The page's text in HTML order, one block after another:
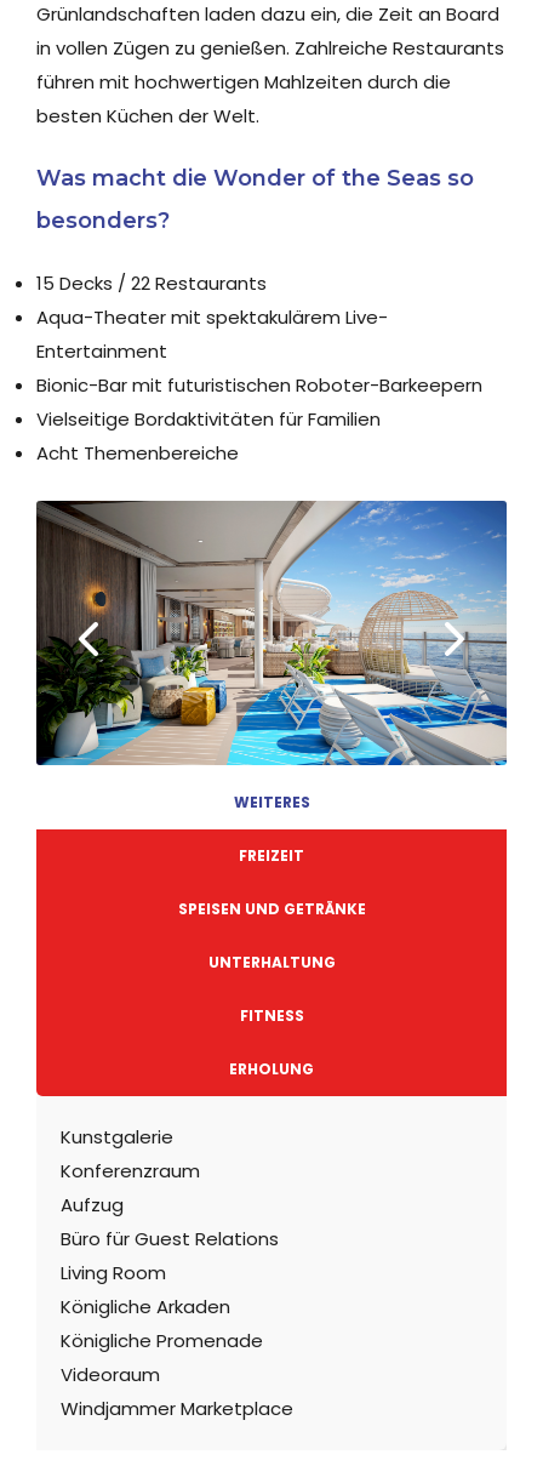
Grünlandschaften laden dazu ein, die Zeit an Board
in vollen Zügen zu genießen. Zahlreiche Restaurants
führen mit hochwertigen Mahlzeiten durch die
besten Küchen der Welt.
Was macht die Wonder of the Seas so
besonders?
15 Decks / 22 Restaurants
Aqua-Theater mit spektakulärem Live-
Entertainment
Bionic-Bar mit futuristischen Roboter-Barkeepern
Vielseitige Bordaktivitäten für Familien
Acht Themenbereiche
WEITERES
FREIZEIT
SPEISEN UND GETRÄNKE
UNTERHALTUNG
FITNESS
ERHOLUNG
Kunstgalerie
Konferenzraum
Aufzug
Büro für Guest Relations
Living Room
Königliche Arkaden
Königliche Promenade
Videoraum
Windjammer Marketplace